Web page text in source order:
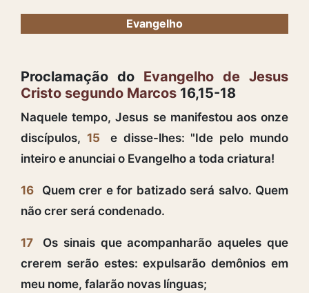
Evangelho
Proclamação do Evangelho de Jesus
Cristo segundo Marcos 16,15-18
Naquele tempo, Jesus se manifestou aos onze
discípulos, 15
e disse-lhes: "Ide pelo mundo
inteiro e anunciai o Evangelho a toda criatura!
16
Quem crer e for batizado será salvo. Quem
não crer será condenado.
17
Os sinais que acompanharão aqueles que
crerem serão estes: expulsarão demônios em
meu nome, falarão novas línguas;